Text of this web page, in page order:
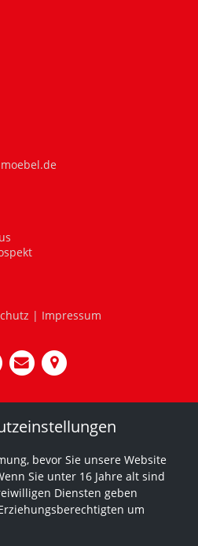
| Impressum
bevor Sie unsere Website
Sie unter 16 Jahre alt sind
Diensten geben
um